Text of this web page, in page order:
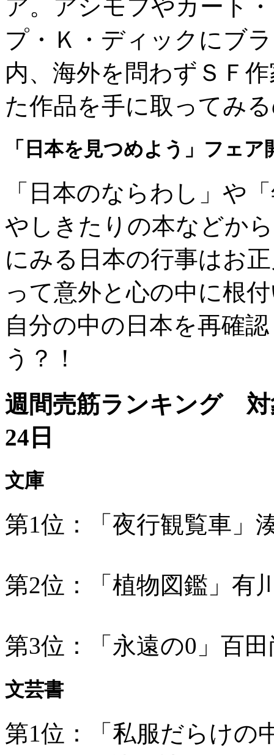
ア。アシモフやカート
プ・Ｋ・ディックにブ
内、海外を問わずＳＦ
た作品を手に取ってみ
「日本を見つめよう」フェ
「日本のならわし」や
やしきたりの本などか
にみる日本の行事はお
って意外と心の中に根
自分の中の日本を再確
う？！
週間売筋ランキング 対
24日
文庫
第1位：「夜行観覧車
第2位：「植物図鑑」
第3位：「永遠の0」百
文芸書
第1位：「私服だらけの